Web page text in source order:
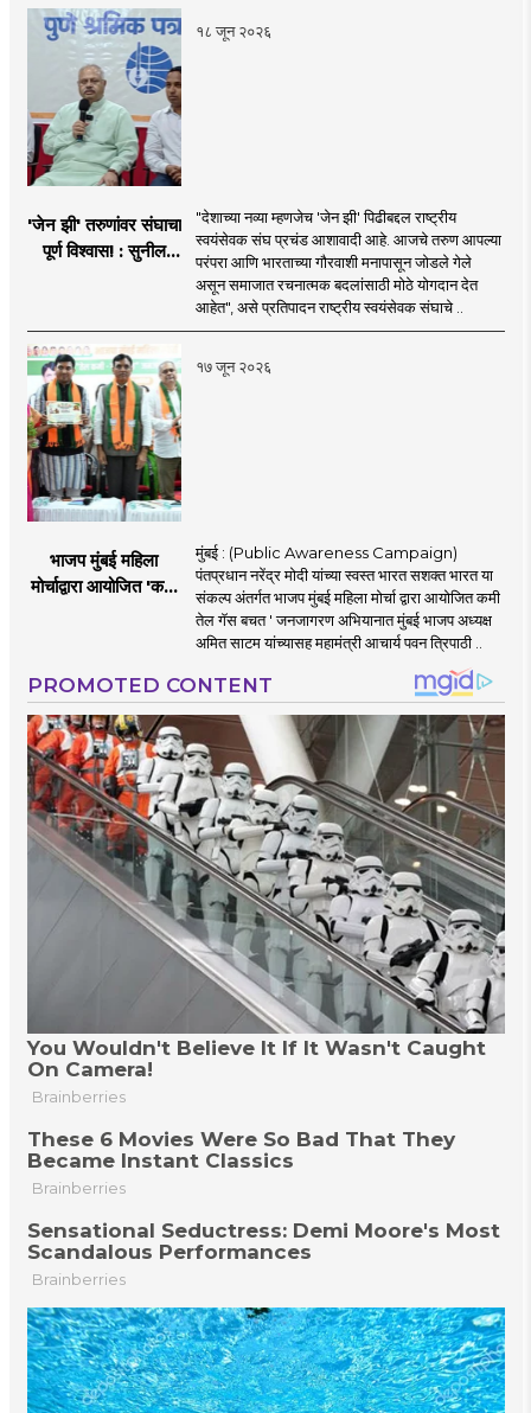
१८ जून २०२६
'जेन झी' तरुणांवर संघाचा
पूर्ण विश्वास! : सुनील
"देशाच्या नव्या म्हणजेच 'जेन झी' पिढीबद्दल राष्ट्रीय
स्वयंसेवक संघ प्रचंड आशावादी आहे. आजचे तरुण आपल्या
परंपरा आणि भारताच्या गौरवाशी मनापासून जोडले गेले
असून समाजात रचनात्मक बदलांसाठी मोठे योगदान देत
आहेत", असे प्रतिपादन राष्ट्रीय स्वयंसेवक संघाचे ..
१७ जून २०२६
भाजप मुंबई महिला
मोर्चाद्वारा आयोजित 'कमी
मुंबई : (Public Awareness Campaign)
पंतप्रधान नरेंद्र मोदी यांच्या स्वस्त भारत सशक्त भारत या
संकल्प अंतर्गत भाजप मुंबई महिला मोर्चा द्वारा आयोजित कमी
तेल गॅस बचत ' जनजागरण अभियानात मुंबई भाजप अध्यक्ष
अमित साटम यांच्यासह महामंत्री आचार्य पवन त्रिपाठी ..